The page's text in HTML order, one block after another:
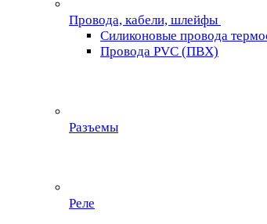
Провода, кабели, шлейфы
Силиконовые провода
Провода PVC (ПВХ)
Разъемы
Реле